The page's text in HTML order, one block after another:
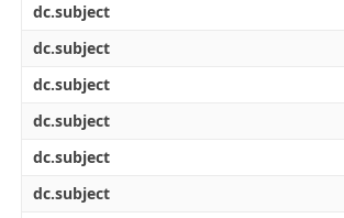
dc.subject
dc.subject
dc.subject
dc.subject
dc.subject
dc.subject